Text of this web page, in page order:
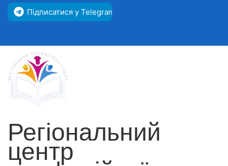
Підписатися у Telegram
Регіональний
центр